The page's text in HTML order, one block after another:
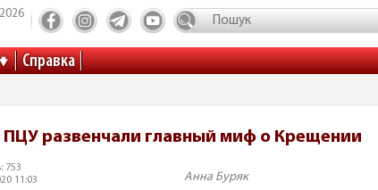
Справка
ПЦУ развенчали главный миф о Крещении
753
11:03
Анна Буряк